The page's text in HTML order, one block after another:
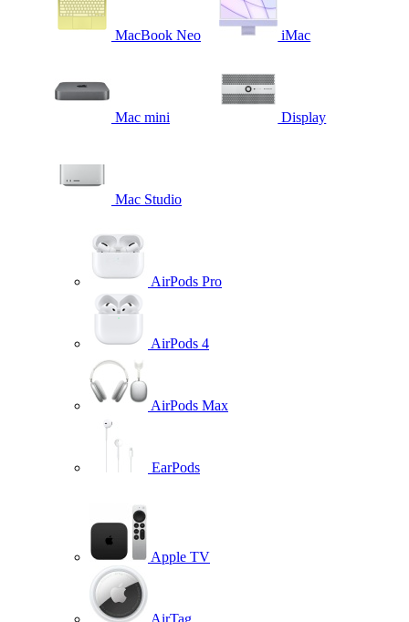
MacBook Neo iMac
Mac mini Display
Mac Studio
AirPods Pro
AirPods 4
AirPods Max
EarPods
Apple TV